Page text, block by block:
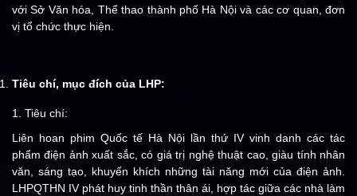
với Sở Văn hóa, Thể thao thành phố Hà Nội và các cơ quan, đơn
vị tổ chức thực hiện.
Tiêu chí, mục đích của LHP:
1. Tiêu chí:
Liên hoan phim Quốc tế Hà Nội lần thứ IV vinh danh các tác
phẩm điện ảnh xuất sắc, có giá trị nghệ thuật cao, giàu tính nhân
văn, sáng tạo, khuyến khích những tài năng mới của điện ảnh.
LHPQTHN IV phát huy tinh thần thân ái, hợp tác giữa các nhà làm